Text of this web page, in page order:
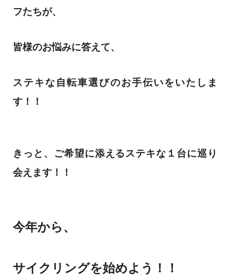
フたちが、
皆様のお悩みに答えて、
ステキな自転車選びのお手伝いをいたしま
す！！
きっと、ご希望に添えるステキな１台に巡り
会えます！！
今年から、
サイクリングを始めよう！！